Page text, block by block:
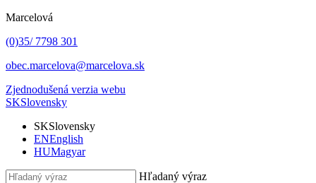
Marcelová
(0)35/ 7798 301
obec.marcelova@marcelova.sk
Zjednodušená verzia webu
SKSlovensky
SKSlovensky
ENEnglish
HUMagyar
Hľadaný výraz